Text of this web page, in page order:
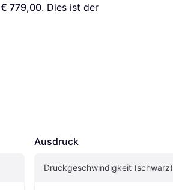
€ 779,00. Dies ist der
Ausdruck
Druckgeschwindigkeit (schwarz)